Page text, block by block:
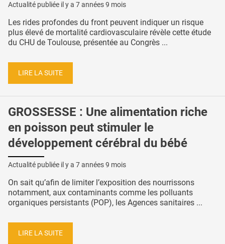
Actualité publiée il y a 7 années 9 mois
Les rides profondes du front peuvent indiquer un risque
plus élevé de mortalité cardiovasculaire révèle cette étude
du CHU de Toulouse, présentée au Congrès ...
LIRE LA SUITE
GROSSESSE : Une alimentation riche
en poisson peut stimuler le
développement cérébral du bébé
Actualité publiée il y a 7 années 9 mois
On sait qu’afin de limiter l’exposition des nourrissons
notamment, aux contaminants comme les polluants
organiques persistants (POP), les Agences sanitaires ...
LIRE LA SUITE